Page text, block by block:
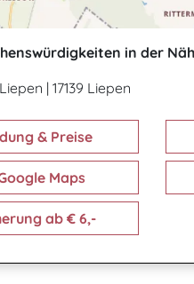
in der
| 17139 Liepen
& Preise
Maps
ab € 6,-